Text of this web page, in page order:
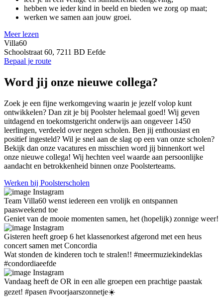
hebben we ieder kind in beeld en bieden we zorg op maat;
werken we samen aan jouw groei.
Meer lezen
Villa60
Schoolstraat 60, 7211 BD Eefde
Bepaal je route
Word jij onze nieuwe collega?
Zoek je een fijne werkomgeving waarin je jezelf volop kunt
ontwikkelen? Dan zit je bij Poolster helemaal goed! Wij geven
uitdagend en toekomstgericht onderwijs aan ongeveer 1450
leerlingen, verdeeld over negen scholen. Ben jij enthousiast en
positief ingesteld? Wil je snel aan de slag op een van onze scholen?
Bekijk dan onze vacatures en misschien word jij binnenkort wel
onze nieuwe collega! Wij hechten veel waarde aan persoonlijke
aandacht en betrokkenheid binnen onze Poolsterteams.
Werken bij Poolsterscholen
Instagram
Team Villa60 wenst iedereen een vrolijk en ontspannen
paasweekend toe
Geniet van de mooie momenten samen, het (hopelijk) zonnige weer!
Instagram
Gisteren heeft groep 6 het klassenorkest afgerond met een heus
concert samen met Concordia
Wat stonden de kinderen toch te stralen!! #meermuziekindeklas
#condordiaeefde
Instagram
Vandaag heeft de OR in een alle groepen een prachtige paastak
gezet! #pasen #voorjaarszonnetje☀️